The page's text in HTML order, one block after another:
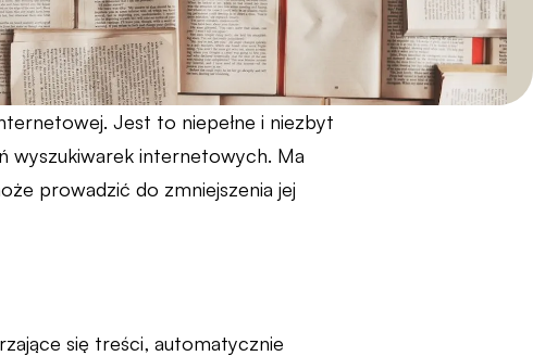
Jest to niepełne i niezbyt
wyszukiwarek internetowych. Ma
prowadzić do zmniejszenia jej
się treści, automatycznie